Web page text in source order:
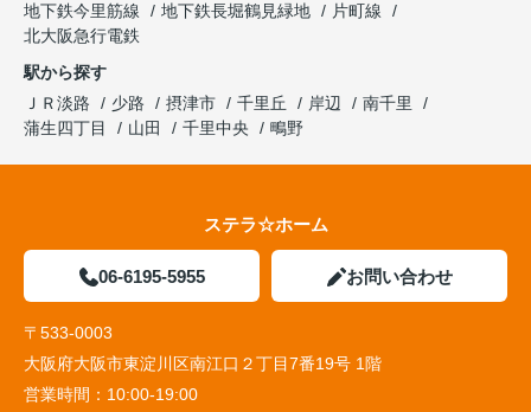
地下鉄今里筋線
地下鉄長堀鶴見緑地
片町線
北大阪急行電鉄
駅から探す
ＪＲ淡路
少路 摂津市 千里丘 岸辺
南千里
蒲生四丁目
山田 千里中央 鴫野
ステラ☆ホーム
06-6195-5955 お問い合わせ
〒533-0003
大阪府大阪市東淀川区南江口２丁目7番19号 1階
営業時間： 10:00-19:00